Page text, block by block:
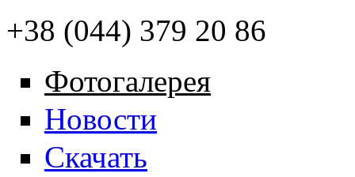
+38 (044) 379 20 86
Фотогалерея
Новости
Скачать